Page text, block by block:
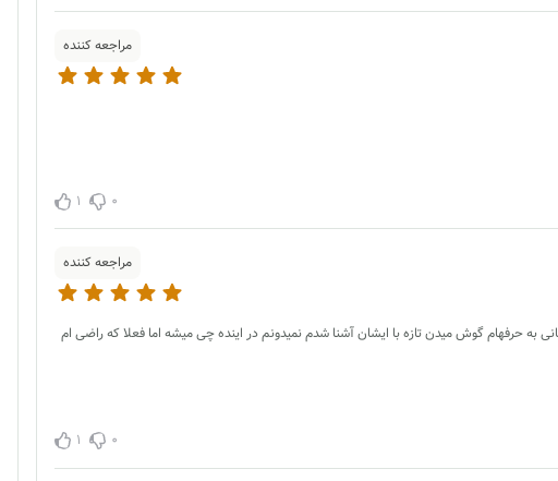
مراجعه کننده
0
1
مراجعه کننده
به حرفهام گوش میدن تازه با ایشان آشنا شدم نمیدونم در اینده چی میشه اما فعلا که راضی ام
0
1